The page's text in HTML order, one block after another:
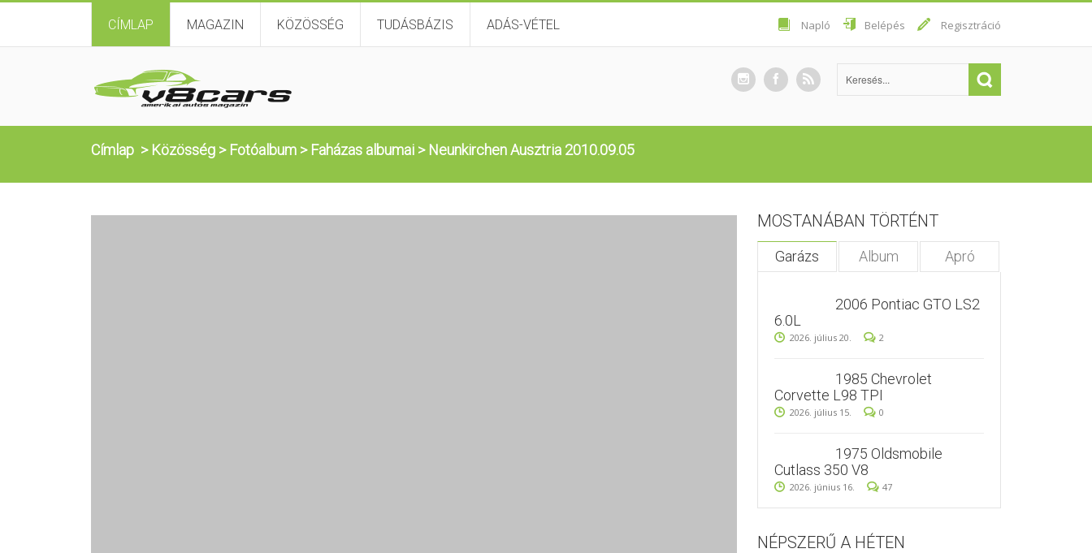
CÍMLAP MAGAZIN KÖZÖSSÉG TUDÁSBÁZIS ADÁS-VÉTEL Napló Belépés Regisztráció
Címlap > Közösség > Fotóalbum > Faházas albumai > Neunkirchen Ausztria 2010.09.05
MOSTANÁBAN TÖRTÉNT
Garázs Album Apró
2006 Pontiac GTO LS2
6.0L
2026. július 20. 2
1985 Chevrolet
Corvette L98 TPI
2026. július 15. 0
1975 Oldsmobile
Cutlass 350 V8
2026. június 16. 47
NÉPSZERŰ A HÉTEN